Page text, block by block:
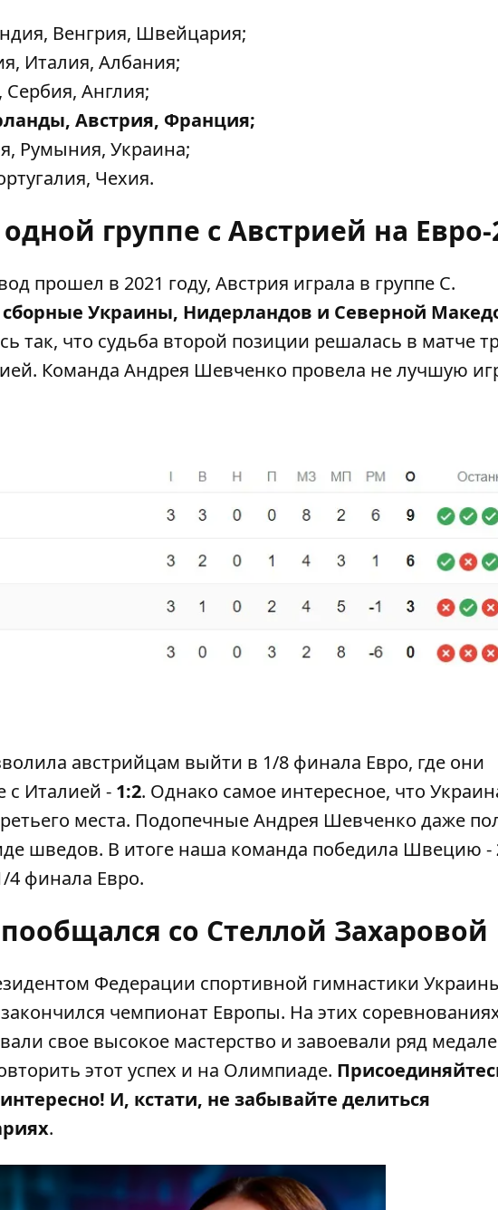
Венгрия, Швейцария;
Италия, Албания;
Англия;
Австрия, Франция;
Румыния, Украина;
Чехия.
группе с Австрией на Евро-
прошел в 2021 году, Австрия играла в группе С.
сборные Украины, Нидерландов и Северной
так, что судьба второй позиции решалась в матче
Команда Андрея Шевченко провела не лучшую
австрийцам выйти в 1/8 финала Евро, где они
с Италией - 1:2. Однако самое интересное, что
места. Подопечные Андрея Шевченко даже
шведов. В итоге наша команда победила Швецию -
финала Евро.
со Стеллой Захаровой
Федерации спортивной гимнастики
чемпионат Европы. На этих
свое высокое мастерство и завоевали ряд
этот успех и на Олимпиаде.
И, кстати, не забывайте делиться
.